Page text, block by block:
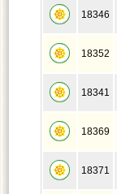
18346
18352
18341
18369
18371